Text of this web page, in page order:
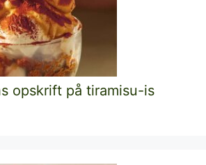
opskrift på tiramisu-is